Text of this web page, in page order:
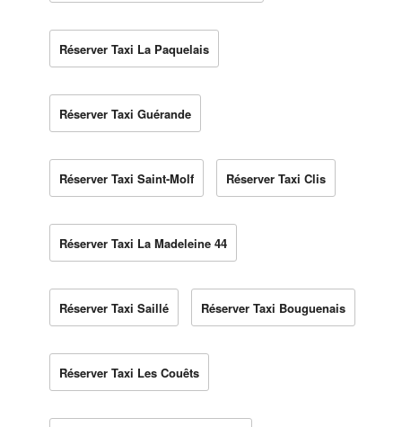
Réserver Taxi La Paquelais
Réserver Taxi Guérande
Réserver Taxi Saint-Molf Réserver Taxi Clis
Réserver Taxi La Madeleine 44
Réserver Taxi Saillé Réserver Taxi Bouguenais
Réserver Taxi Les Couêts